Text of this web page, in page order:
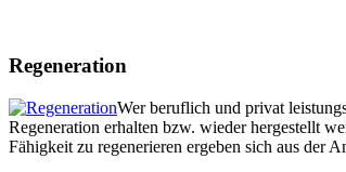
Regeneration
Wer beruflich und privat
Regeneration erhalten bzw. wieder hergestellt
Fähigkeit zu regenerieren ergeben sich aus der